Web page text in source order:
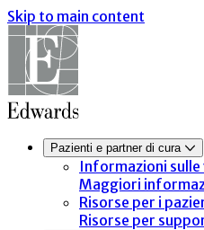
Skip to main content
Pazienti e partner di cura
Informazioni
Maggiori
Risorse per i
Risorse per